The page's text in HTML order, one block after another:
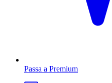
Passa a Premium